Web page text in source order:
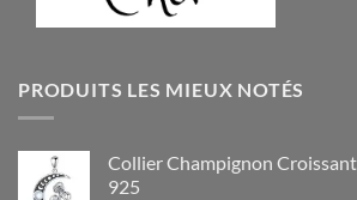
PRODUITS LES MIEUX NOTÉS
Collier Champignon
925